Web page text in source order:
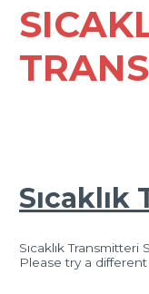
Sıcaklık
Please try a different